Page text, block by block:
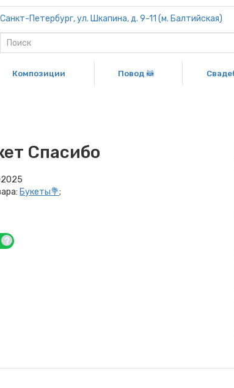
Санкт-Петербург, ул. Шкапина, д. 9-11 (м. Балтийская)
Композиции Повод 🦝
Спасибо
Букеты💐;
?